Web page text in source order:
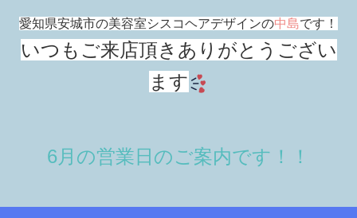
愛知県安城市の美容室シスコヘアデザインの中島です！
いつもご来店頂きありがとうござい
ます
6月の営業日のご案内です！！